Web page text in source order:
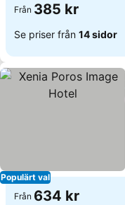
Från 385 kr
Se priser från 14 sidor
Populärt val
Från 634 kr